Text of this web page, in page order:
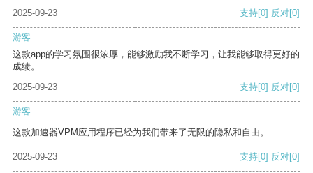
2025-09-23 支持[0] 反对[0]
游客
这款app的学习氛围很浓厚，能够激励我不断学习，让我能够取得更好的
成绩。
2025-09-23
支持[0] 反对[0]
游客
这款加速器VPM应用程序已经为我们带来了无限的隐私和自由。
2025-09-23 支持[0] 反对[0]